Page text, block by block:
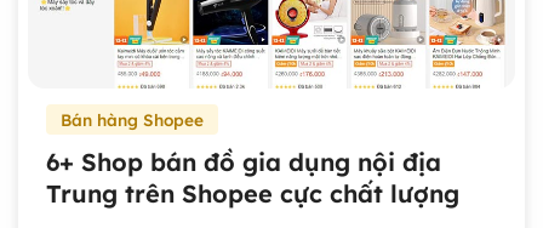
Bán hàng Shopee
6+ Shop bán đồ gia dụng nội địa
Trung trên Shopee cực chất lượng